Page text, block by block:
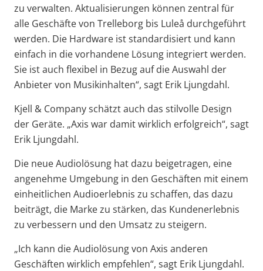
zu verwalten. Aktualisierungen können zentral für
alle Geschäfte von Trelleborg bis Luleå durchgeführt
werden. Die Hardware ist standardisiert und kann
einfach in die vorhandene Lösung integriert werden.
Sie ist auch flexibel in Bezug auf die Auswahl der
Anbieter von Musikinhalten“, sagt Erik Ljungdahl.
Kjell & Company schätzt auch das stilvolle Design
der Geräte. „Axis war damit wirklich erfolgreich“, sagt
Erik Ljungdahl.
Die neue Audiolösung hat dazu beigetragen, eine
angenehme Umgebung in den Geschäften mit einem
einheitlichen Audioerlebnis zu schaffen, das dazu
beiträgt, die Marke zu stärken, das Kundenerlebnis
zu verbessern und den Umsatz zu steigern.
„Ich kann die Audiolösung von Axis anderen
Geschäften wirklich empfehlen“, sagt Erik Ljungdahl.